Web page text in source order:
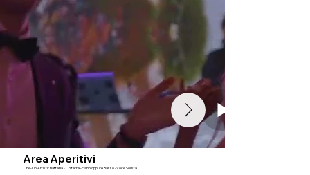
Area Aperitivi
Line-Up Artisti : Batteria - Chitarra -Piano oppure Basso -Voce Solista